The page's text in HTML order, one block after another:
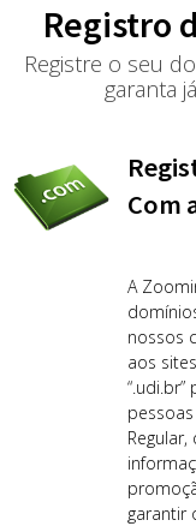
Registro
Registre o seu
garanta
Com
A
nossos
aos
garantir